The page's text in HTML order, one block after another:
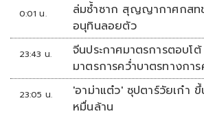
0:01 น.
ล่มซ้ำซาก สุญญากาศกสทช. สรณไม่ถอ
อนุทินลอยตัว
23:43 น.
จีนประกาศมาตรการตอบโต้
มาตรการคว่ำบาตรทางการ
23:05 น.
'อาม่าแต๋ว' ซุปตาร์วัยเก๋า
หมื่นล้าน